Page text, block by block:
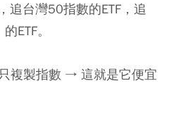
追台灣50指數的ETF，追
ETF。
複製指數 → 這就是它便宜